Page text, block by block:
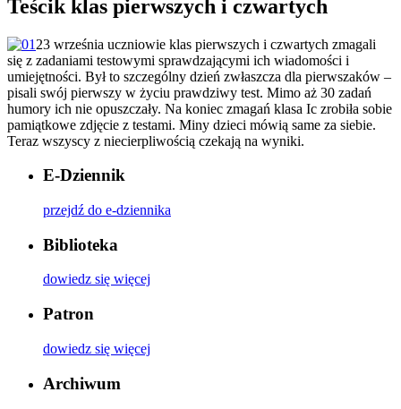
Teścik klas pierwszych i czwartych
23 września uczniowie klas pierwszych i czwartych zmagali
się z zadaniami testowymi sprawdzającymi ich wiadomości i
umiejętności. Był to szczególny dzień zwłaszcza dla pierwszaków –
pisali swój pierwszy w życiu prawdziwy test. Mimo aż 30 zadań
humory ich nie opuszczały. Na koniec zmagań klasa Ic zrobiła sobie
pamiątkowe zdjęcie z testami. Miny dzieci mówią same za siebie.
Teraz wszyscy z niecierpliwością czekają na wyniki.
E-Dziennik
przejdź do e-dziennika
Biblioteka
dowiedz się więcej
Patron
dowiedz się więcej
Archiwum